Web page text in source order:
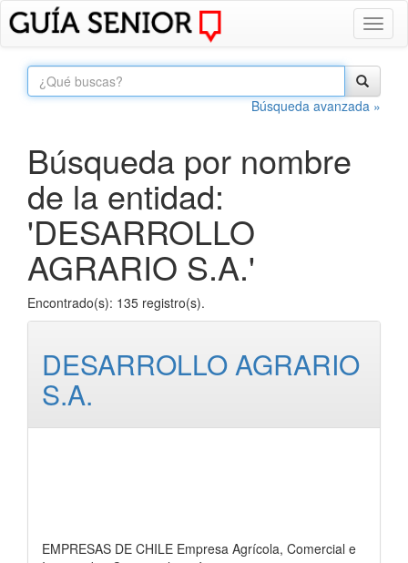
Búsqueda avanzada »
Búsqueda por nombre
de la entidad:
'DESARROLLO
AGRARIO S.A.'
Encontrado(s): 135 registro(s).
DESARROLLO AGRARIO
S.A.
EMPRESAS DE CHILE Empresa Agrícola, Comercial e